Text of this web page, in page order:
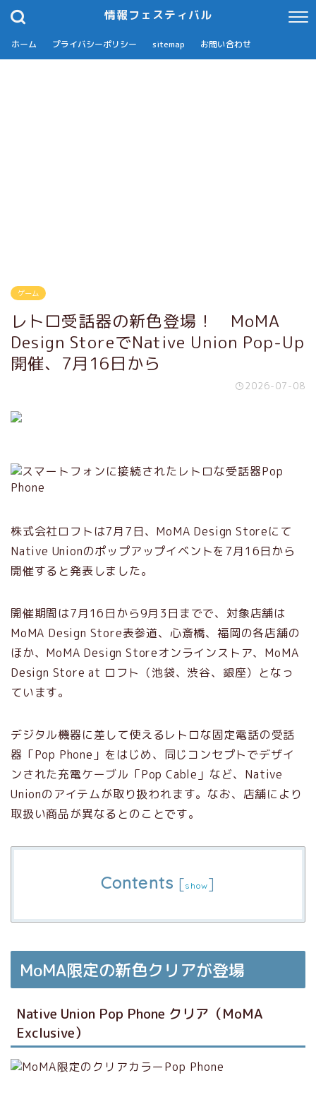
情報フェスティバル
ホーム プライバシーポリシー sitemap お問い合わせ
ゲーム
レトロ受話器の新色登場！ MoMA
Design StoreでNative Union Pop-Up
開催、7月16日から
2026-07-08
株式会社ロフトは7月7日、MoMA Design Storeにて
Native Unionのポップアップイベントを7月16日から
開催すると発表しました。
開催期間は7月16日から9月3日までで、対象店舗は
MoMA Design Store表参道、心斎橋、福岡の各店舗の
ほか、MoMA Design Storeオンラインストア、MoMA
Design Store at ロフト（池袋、渋谷、銀座）となっ
ています。
デジタル機器に差して使えるレトロな固定電話の受話
器「Pop Phone」をはじめ、同じコンセプトでデザイ
ンされた充電ケーブル「Pop Cable」など、Native
Unionのアイテムが取り扱われます。なお、店舗により
取扱い商品が異なるとのことです。
Contents [show]
MoMA限定の新色クリアが登場
Native Union Pop Phone クリア（MoMA
Exclusive）